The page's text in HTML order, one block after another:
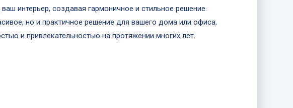
интерьер, создавая гармоничное и стильное решение.
но и практичное решение для вашего дома или офиса,
и привлекательностью на протяжении многих лет.